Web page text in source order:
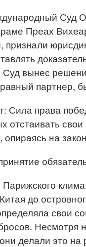
Суд
Преах
Суд вынес
партнер,
Сила права
отстаивать
опираясь на
до
свои
Несмотря
делали это на